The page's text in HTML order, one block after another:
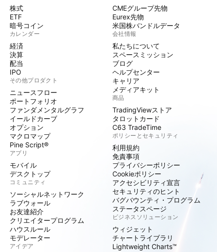
株式
ETF
暗号コイン
カレンダー
経済
決算
配当
IPO
その他プロダクト
ニュースフロー
ポートフォリオ
ファンダメンタルグラフ
イールドカーブ
オプション
マクロマップ
Pine Script®
アプリ
モバイル
デスクトップ
コミュニティ
ソーシャルネットワーク
ラブウォール
お友達紹介
クリエイタープログラム
ハウスルール
モデレーター
アイデア
CMEグループ先物
Eurex先物
米国株バンドルデータ
会社情報
私たちについて
スペースミッション
ブログ
ヘルプセンター
キャリア
メディアキット
商品
TradingViewストア
タロットカード
C63 TradeTime
ポリシーとセキュリティ
利用規約
免責事項
プライバシーポリシー
Cookieポリシー
アクセシビリティ宣言
セキュリティのヒント
バグバウンティ・プログラム
ステータスページ
ビジネスソリューション
ウィジェット
チャートライブラリ
Lightweight Charts™